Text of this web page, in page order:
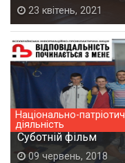
23 квітень, 2021
Національно-
діяльність
Суботній фільм
09 червень, 2018